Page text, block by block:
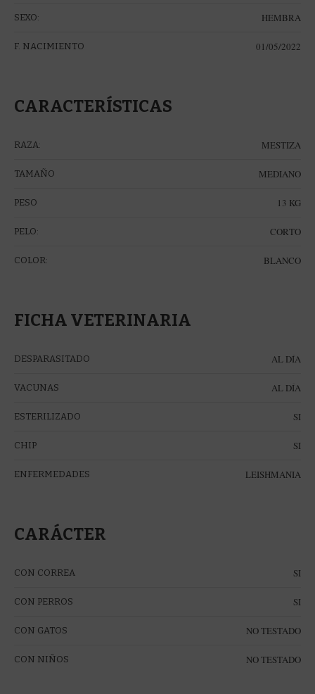
SEXO: HEMBRA
F. NACIMIENTO 01/05/2022
CARACTERÍSTICAS
RAZA: MESTIZA
TAMAÑO MEDIANO
PESO 13 KG
PELO: CORTO
COLOR: BLANCO
FICHA VETERINARIA
DESPARASITADO AL DÍA
VACUNAS AL DÍA
ESTERILIZADO SI
CHIP SI
ENFERMEDADES LEISHMANIA
CARÁCTER
CON CORREA SI
CON PERROS SI
CON GATOS NO TESTADO
CON NIÑOS NO TESTADO